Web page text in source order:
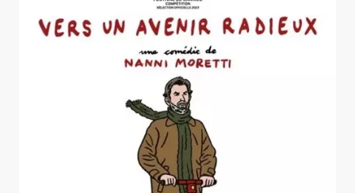
Vers un avenir radieux